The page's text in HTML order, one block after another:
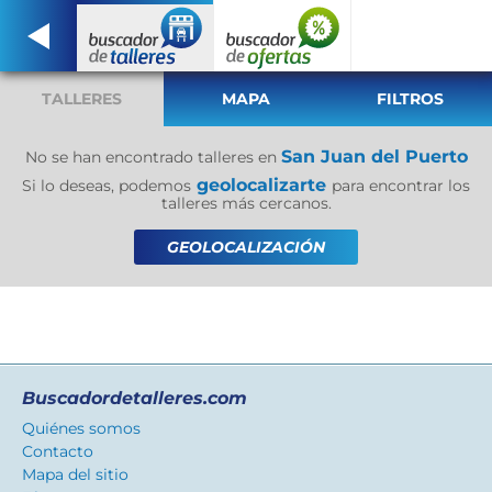
TALLERES MAPA FILTROS
No se han encontrado talleres en San Juan del Puerto
Si lo deseas, podemos geolocalizarte para encontrar los
talleres más cercanos.
GEOLOCALIZACIÓN
Buscadordetalleres.com
Quiénes somos
Contacto
Mapa del sitio